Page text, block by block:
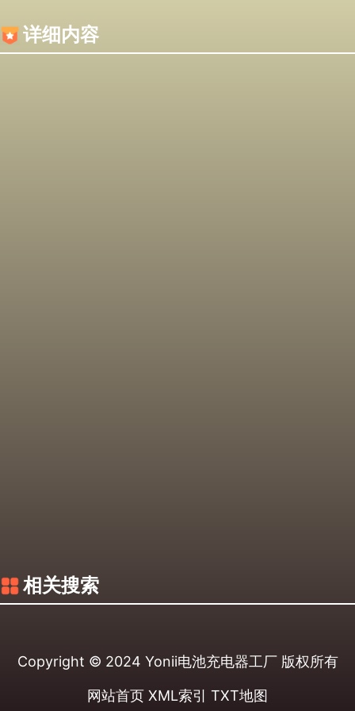
详细内容
相关搜索
Copyright © 2024 Yonii电池充电器工厂版权所有
网站首页 XML索引 TXT地图